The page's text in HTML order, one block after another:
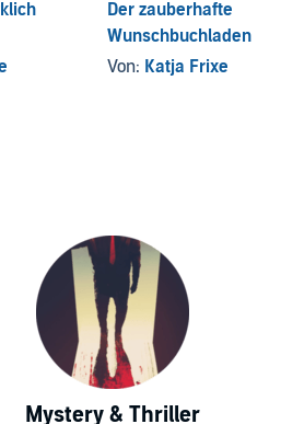
Der zauberhafte
Wunschbuchladen
Von: Katja Frixe
Mystery & Thriller